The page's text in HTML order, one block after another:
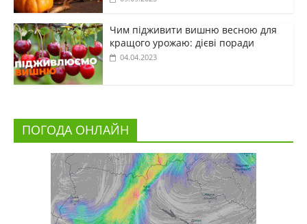
Чим підживити вишню весною для
кращого урожаю: дієві поради
04.04.2023
ПОГОДА ОНЛАЙН